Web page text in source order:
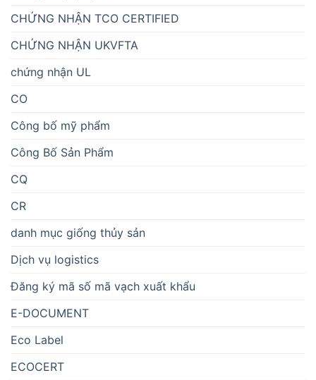
CHỨNG NHẬN TCO CERTIFIED
CHỨNG NHẬN UKVFTA
chứng nhận UL
CO
Công bố mỹ phẩm
Công Bố Sản Phẩm
CQ
CR
danh mục giống thủy sản
Dịch vụ logistics
Đăng ký mã số mã vạch xuất khẩu
E-DOCUMENT
Eco Label
ECOCERT